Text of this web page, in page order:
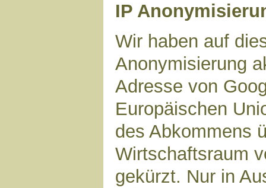
IP
Wir haben auf
Anonymisierung
Adresse von
Europäischen
des Abkommens
Wirtschaftsraum
gekürzt. Nur in